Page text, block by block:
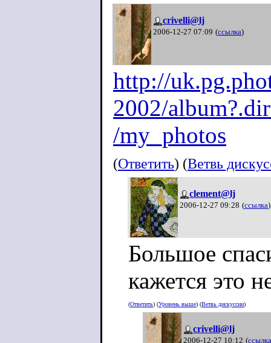
crivelli@lj
2006-12-27 07:09 (ссылка)
http://
2002/
/my_photos
(Ответить) (Ветвь
clement@lj
2006-12-27 09:28 (ссылка)
Большое
кажется это
(Ответить) (Уровень выше) (Ветвь дискуссии)
crivelli@lj
2006-12-27 10:12 (ссылка